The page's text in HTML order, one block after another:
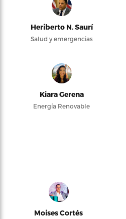
Heriberto N. Saurí
Salud y emergencias
Kiara Gerena
Energía Renovable
Moises Cortés